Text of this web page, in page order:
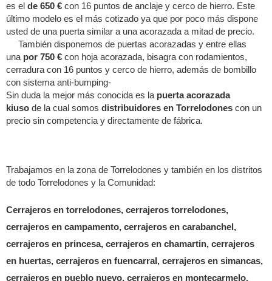
es el de 650 € con 16 puntos de anclaje y cerco de hierro. Este
último modelo es el más cotizado ya que por poco más dispone
usted de una puerta similar a una acorazada a mitad de precio.
También disponemos de puertas acorazadas y entre ellas
una por 750 € con hoja acorazada, bisagra con rodamientos,
cerradura con 16 puntos y cerco de hierro, además de bombillo
con sistema anti-bumping-
Sin duda la mejor más conocida es la puerta acorazada
kiuso de la cual somos distribuidores en Torrelodones con un
precio sin competencia y directamente de fábrica.
Trabajamos en la zona de Torrelodones y también en los distritos
de todo Torrelodones y la Comunidad:
Cerrajeros en torrelodones, cerrajeros torrelodones,
cerrajeros en campamento, cerrajeros en carabanchel,
cerrajeros en princesa, cerrajeros en chamartin, cerrajeros
en huertas, cerrajeros en fuencarral, cerrajeros en simancas,
cerrajeros en pueblo nuevo, cerrajeros en montecarmelo,